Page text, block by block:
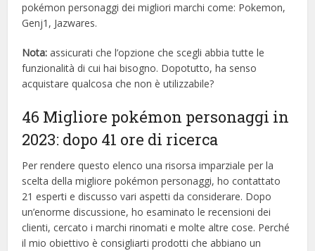
pokémon personaggi dei migliori marchi come: Pokemon,
Genj1, Jazwares.
Nota: assicurati che l’opzione che scegli abbia tutte le
funzionalità di cui hai bisogno. Dopotutto, ha senso
acquistare qualcosa che non è utilizzabile?
46 Migliore pokémon personaggi in
2023: dopo 41 ore di ricerca
Per rendere questo elenco una risorsa imparziale per la
scelta della migliore pokémon personaggi, ​​ho contattato
21 esperti e discusso vari aspetti da considerare. Dopo
un’enorme discussione, ho esaminato le recensioni dei
clienti, cercato i marchi rinomati e molte altre cose. Perché
il mio obiettivo è consigliarti prodotti che abbiano un